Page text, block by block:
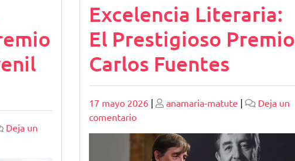
Deja un
Excelencia Literaria:
El Prestigioso Premio
Carlos Fuentes
Publicado
17 mayo 2026| Publicado
anamaria-matute |
Deja un
comentarioen
Literaria: